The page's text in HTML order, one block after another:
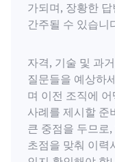
가되며, 장황한
간주될 수 있습니
자격, 기술 및 과
질문들을 예상하
며 이전 조직에
사례를 제시할 준
큰 중점을 두므로
초점을 맞춰 이력